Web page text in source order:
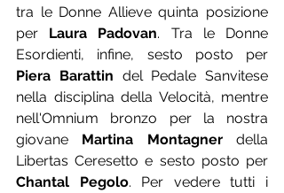
tra le Donne Allieve quinta posizione
per Laura Padovan. Tra le Donne
Piera Barattin del Pedale Sanvitese
nella disciplina della Velocità, mentre
nell'Omnium bronzo per la nostra
giovane Martina Montagner della
Chantal Pegolo. Per vedere tutti i